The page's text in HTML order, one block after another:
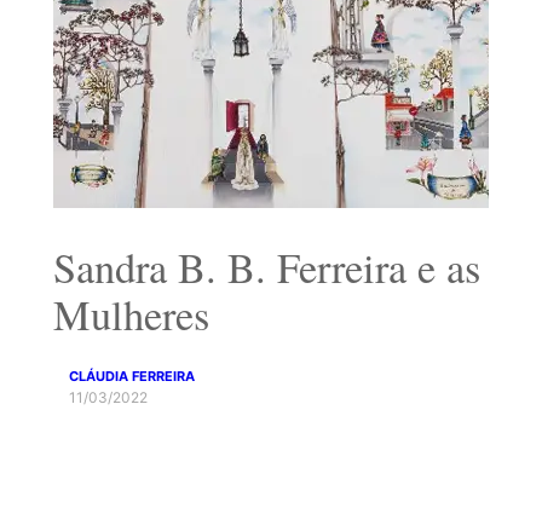
Sandra B. B. Ferreira e as
Mulheres
CLÁUDIA FERREIRA
11/03/2022